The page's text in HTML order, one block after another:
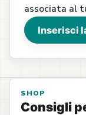
associata al
Inserisci
SHOP
Consigli